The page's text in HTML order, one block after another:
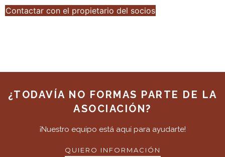
Contactar con el propietario del socios
¿TODAVÍA NO FORMAS PARTE DE LA
ASOCIACIÓN?
¡Nuestro equipo está aquí para ayudarte!
QUIERO INFORMACIÓN